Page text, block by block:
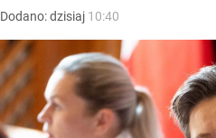
Dodano:dzisiaj 10:40